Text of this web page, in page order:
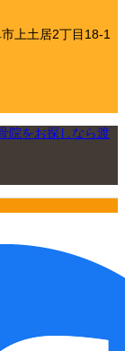
上土居2丁目18-1
院をお探しなら渡